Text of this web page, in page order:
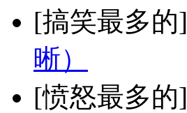
[搞笑最多的]
晰）
[愤怒最多的]